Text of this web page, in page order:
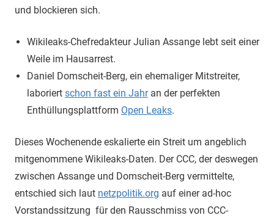
und blockieren sich.
Wikileaks-Chefredakteur Julian Assange lebt seit einer
Weile im Hausarrest.
Daniel Domscheit-Berg, ein ehemaliger Mitstreiter,
laboriert schon fast ein Jahran der perfekten
Enthüllungsplattform Open Leaks.
Dieses Wochenende eskalierte ein Streit um angeblich
mitgenommene Wikileaks-Daten. Der CCC, der deswegen
zwischen Assange und Domscheit-Berg vermittelte,
entschied sich laut netzpolitik.org auf einer ad-hoc
Vorstandssitzung für den Rausschmiss von CCC-